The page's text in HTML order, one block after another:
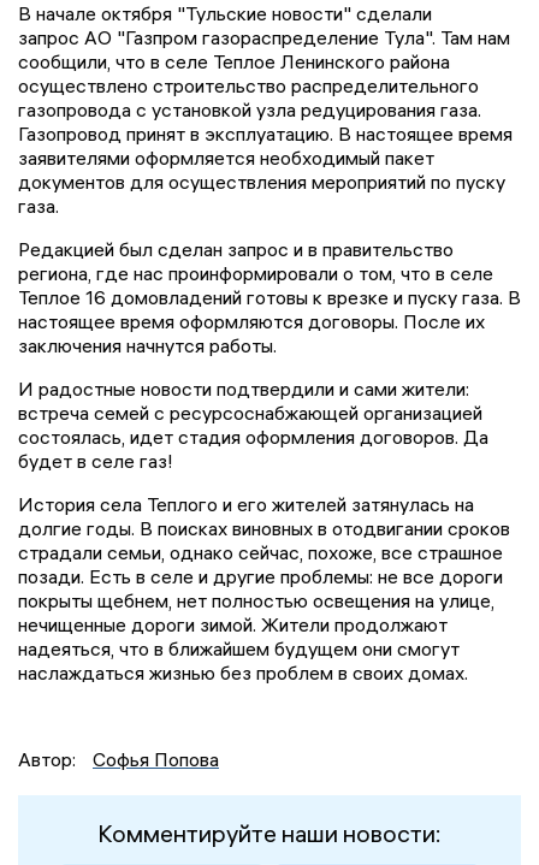
В начале октября "Тульские новости" сделали
запрос АО "Газпром газораспределение Тула". Там нам
сообщили, что в селе Теплое Ленинского района
осуществлено строительство распределительного
газопровода с установкой узла редуцирования газа.
Газопровод принят в эксплуатацию. В настоящее время
заявителями оформляется необходимый пакет
документов для осуществления мероприятий по пуску
газа.
Редакцией был сделан запрос и в правительство
региона, где нас проинформировали о том, что в селе
Теплое 16 домовладений готовы к врезке и пуску газа. В
настоящее время оформляются договоры. После их
заключения начнутся работы.
И радостные новости подтвердили и сами жители:
встреча семей с ресурсоснабжающей организацией
состоялась, идет стадия оформления договоров. Да
будет в селе газ!
История села Теплого и его жителей затянулась на
долгие годы. В поисках виновных в отодвигании сроков
страдали семьи, однако сейчас, похоже, все страшное
позади. Есть в селе и другие проблемы: не все дороги
покрыты щебнем, нет полностью освещения на улице,
нечищенные дороги зимой. Жители продолжают
надеяться, что в ближайшем будущем они смогут
наслаждаться жизнью без проблем в своих домах.
Автор: Софья Попова
Комментируйте наши новости: